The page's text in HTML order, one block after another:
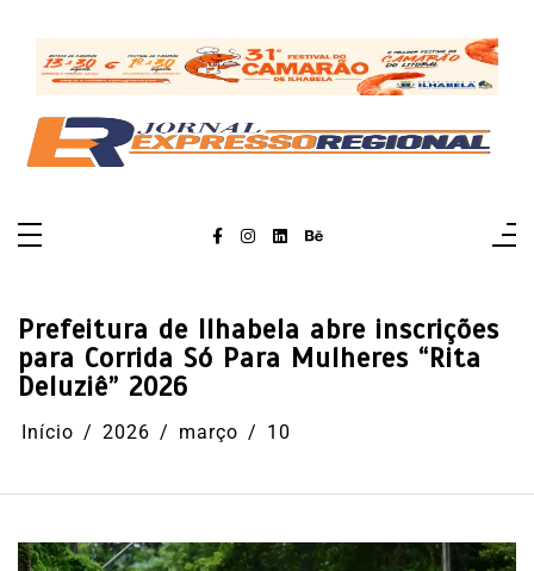
conteúdo
Prefeitura de Ilhabela abre inscrições
para Corrida Só Para Mulheres “Rita
Deluziê” 2026
Início 2026 março 10